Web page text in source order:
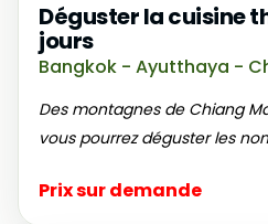
Déguster la cuisine
jours
Bangkok - Ayutthaya -
Des montagnes de Chiang
vous pourrez déguster les
Prix sur demande